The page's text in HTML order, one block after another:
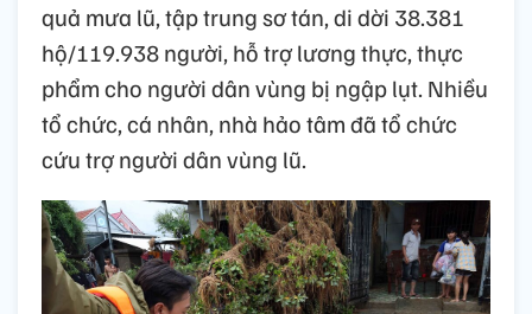
quả mưa lũ, tập trung sơ tán, di dời 38.381
hộ/119.938 người, hỗ trợ lương thực, thực
phẩm cho người dân vùng bị ngập lụt. Nhiều
tổ chức, cá nhân, nhà hảo tâm đã tổ chức
cứu trợ người dân vùng lũ.